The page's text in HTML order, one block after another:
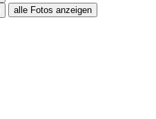
alle Fotos anzeigen